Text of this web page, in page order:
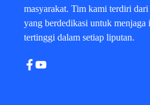
masyarakat. Tim kami terdiri
yang berdedikasi untuk menjaga
tertinggi dalam setiap liputan.